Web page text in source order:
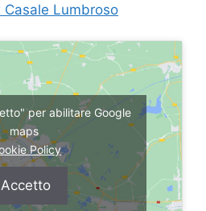
Casale Lumbroso
per abilitare Google
maps
Policy
Accetto